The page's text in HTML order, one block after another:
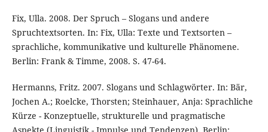
Fix, Ulla. 2008. Der Spruch – Slogans und andere
Spruchtextsorten. In: Fix, Ulla: Texte und Textsorten –
sprachliche, kommunikative und kulturelle Phänomene.
Berlin: Frank & Timme, 2008. S. 47-64.
Hermanns, Fritz. 2007. Slogans und Schlagwörter. In: Bär,
Jochen A.; Roelcke, Thorsten; Steinhauer, Anja: Sprachliche
Kürze - Konzeptuelle, strukturelle und pragmatische